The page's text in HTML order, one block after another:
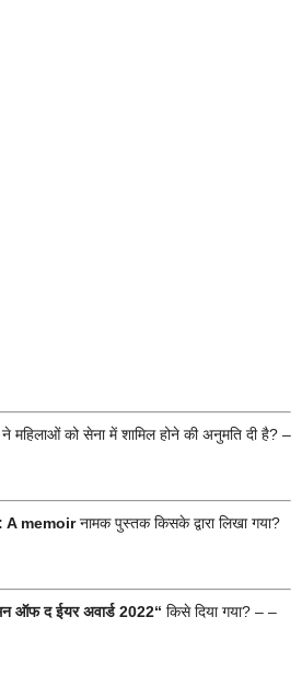
महिलाओं को सेना में शामिल होने की अनुमति दी है? –
A memoirनामक पुस्तक किसके द्वारा लिखा गया?
ऑफ द ईयर अवार्ड 2022“ किसे दिया गया? – –